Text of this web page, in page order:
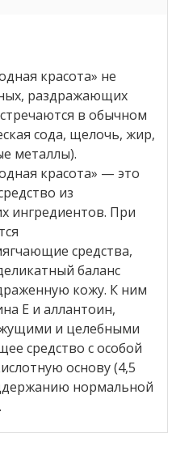
красота» не
раздражающих
в обычном
сода, щелочь, жир,
металлы).
красота» — это
из
ингредиентов. При
средства,
баланс
кожу. К ним
Е и аллантоин,
и целебными
средство с особой
основу (4,5
нормальной